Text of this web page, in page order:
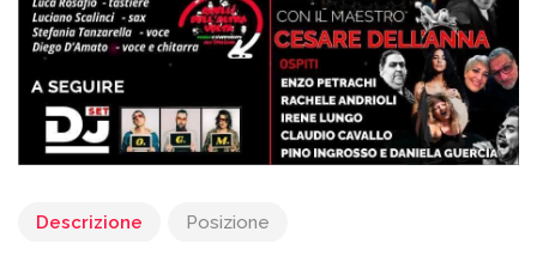
Descrizione Posizione